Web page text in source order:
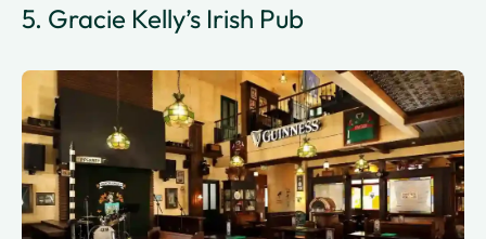
5. Gracie Kelly’s Irish Pub